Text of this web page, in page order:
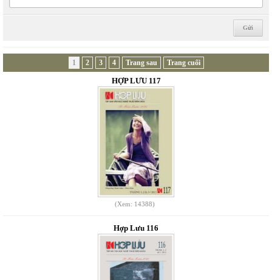
1 2 3 4 Trang sau Trang cuối
HỢP LƯU 117
(Xem: 14388)
Hợp Lưu 116